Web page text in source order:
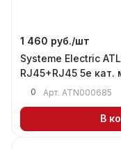
1 460 руб./шт
Systeme Electric
RJ45+RJ45 5е кат.
0 Арт. ATN000685
В